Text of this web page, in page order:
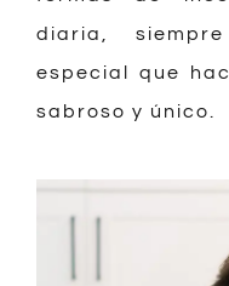
diaria,
especial que
sabroso y único.